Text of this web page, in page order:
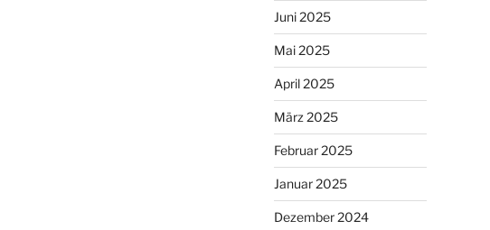
Juni 2025
Mai 2025
April 2025
März 2025
Februar 2025
Januar 2025
Dezember 2024